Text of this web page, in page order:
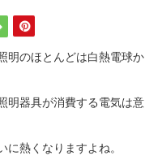
明のほとんどは白熱電球か
明器具が消費する電気は意
熱くなりますよね。